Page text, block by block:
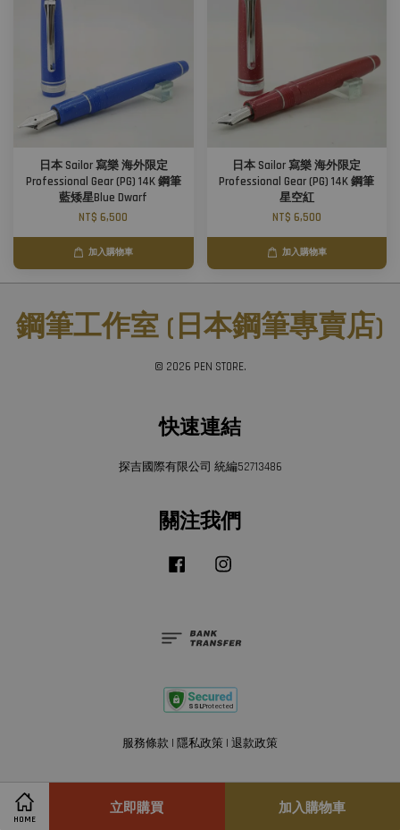
HOME
立即購買 加入購物車
日本 Sailor 寫樂 海外限定
Professional Gear (PG) 14K 鋼筆
藍矮星Blue Dwarf
NT$ 6,500
加入購物車
日本 Sailor 寫樂 海外限定
Professional Gear (PG) 14K 鋼筆
星空紅
NT$ 6,500
加入購物車
鋼筆工作室 (日本鋼筆專賣店)
© 2026 PEN STORE.
快速連結
探吉國際有限公司 統編52713486
關注我們
Facebook
服務條款 | 隱私政策 | 退款政策